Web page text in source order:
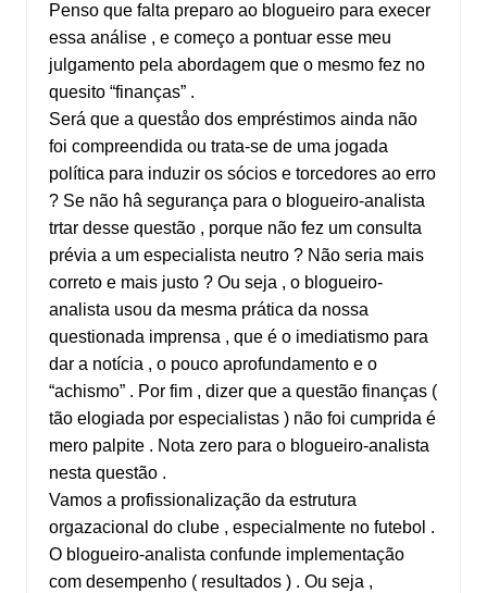
Penso que falta preparo ao blogueiro para execer
essa análise , e começo a pontuar esse meu
julgamento pela abordagem que o mesmo fez no
quesito “finanças” .
Será que a queståo dos empréstimos ainda não
foi compreendida ou trata-se de uma jogada
política para induzir os sócios e torcedores ao erro
? Se não hâ segurança para o blogueiro-analista
trtar desse questão , porque não fez um consulta
prévia a um especialista neutro ? Não seria mais
correto e mais justo ? Ou seja , o blogueiro-
analista usou da mesma prática da nossa
questionada imprensa , que é o imediatismo para
dar a notícia , o pouco aprofundamento e o
“achismo” . Por fim , dizer que a questão finanças (
tão elogiada por especialistas ) não foi cumprida é
mero palpite . Nota zero para o blogueiro-analista
nesta questão .
Vamos a profissionalização da estrutura
orgazacional do clube , especialmente no futebol .
O blogueiro-analista confunde implementação
com desempenho ( resultados ) . Ou seja ,